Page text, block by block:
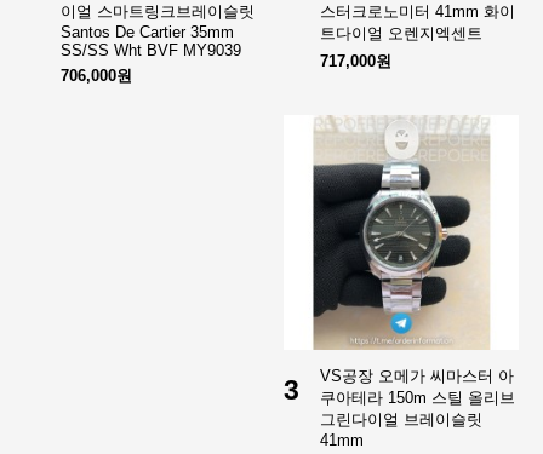
이얼 스마트링크브레이슬릿
Santos De Cartier 35mm
SS/SS Wht BVF MY9039
706,000원
스터크로노미터 41mm 화이
트다이얼 오렌지엑센트
717,000원
3
VS공장 오메가 씨마스터 아
쿠아테라 150m 스틸 올리브
그린다이얼 브레이슬릿
41mm